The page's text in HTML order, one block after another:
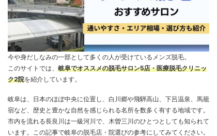
今や身だしなみの一部として多くの人が受けているメンズ脱毛。
このサイトでは、 岐阜でオススメの脱毛サロン5店・医療脱毛クリニッ
ク2院を紹介しています。
岐阜は、日本のほぼ中央に位置し、白川郷や飛騨高山、下呂温泉、馬籠
宿など、歴史と豊かな自然を感じられる名所を数多く有する地域です。
市内を流れる長良川は一級河川で、木曽三川のひとつとしても知られて
います。この記事で岐阜の脱毛店・院選びの参考にしてみてください。